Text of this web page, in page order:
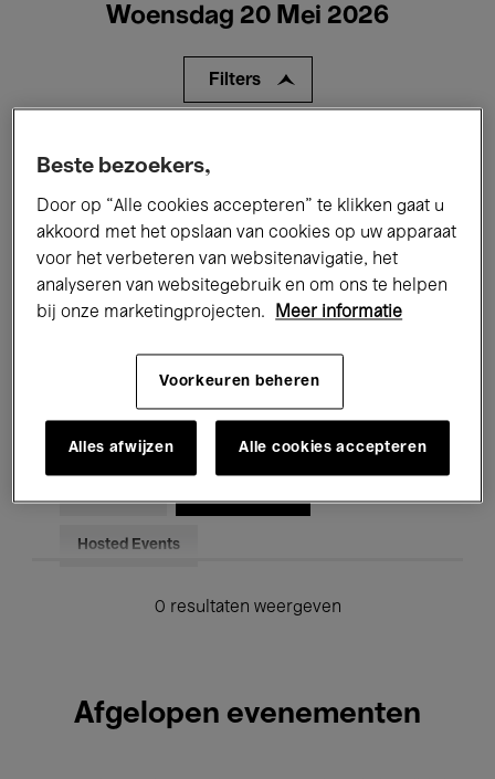
Woensdag 20 Mei 2026
Filters
Tentoonstellingen Films
Performances Lezingen & Debatten
Jazz Klassieke Muziek Global Music
Elektronische Muziek
Voor iedereen Kids’ Palace
Hosted Events
0 resultaten weergeven
Afgelopen evenementen
Beste bezoekers,
Door op “Alle cookies accepteren” te klikken gaat u
akkoord met het opslaan van cookies op uw apparaat
voor het verbeteren van websitenavigatie, het
analyseren van websitegebruik en om ons te helpen
bij onze marketingprojecten.
Meer informatie
Voorkeuren beheren
Alles afwijzen Alle cookies accepteren